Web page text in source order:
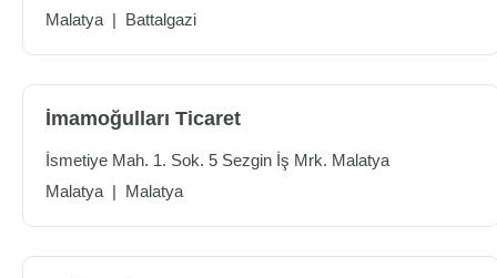
Malatya | Battalgazi
İmamoğulları Ticaret
İsmetiye Mah. 1. Sok. 5 Sezgin İş Mrk. Malatya
Malatya | Malatya